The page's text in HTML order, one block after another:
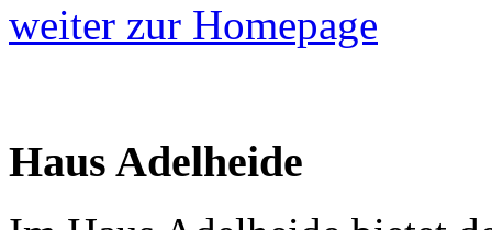
weiter zur Homepage
Haus Adelheide